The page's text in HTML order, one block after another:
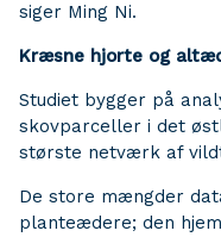
siger Ming Ni.
Kræsne hjorte og
Studiet bygger på
skovparceller i det
største netværk af
De store mængder
planteædere; den